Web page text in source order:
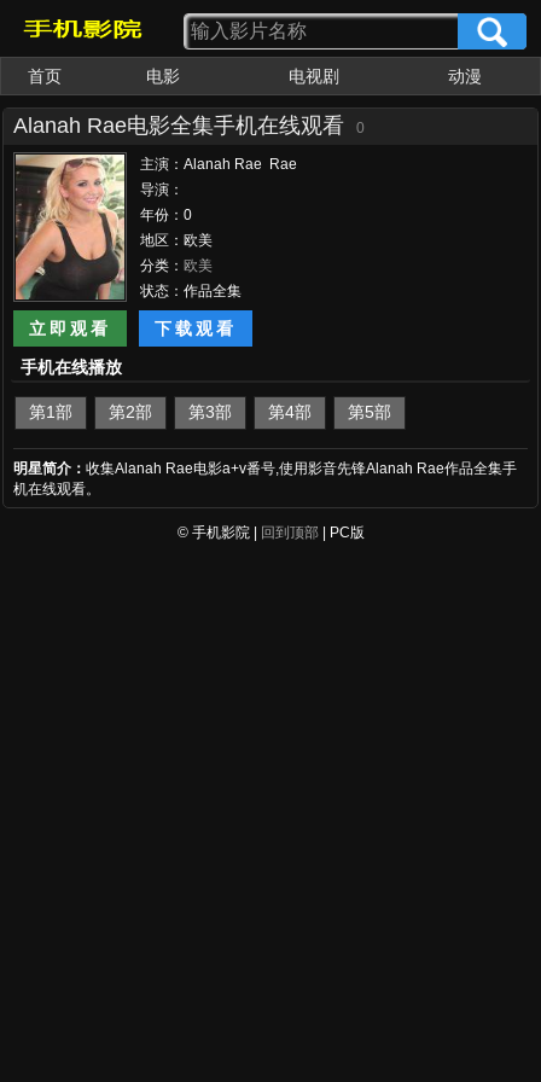
首页 电影 电视剧 动漫
Alanah Rae电影全集手机在线观看 0
主演：Alanah Rae Rae
Alanah Alanah Rae
导演：
年份：0
地区：欧美
分类： 欧美
状态：作品全集
立即观看
下载观看
手机在线播放
第1部 第2部 第3部 第4部 第5部
明星简介： 收集Alanah Rae电影a+v番号,使用影音先锋Alanah Rae作品全集手
机在线观看。
© 手机影院 | 回到顶部| PC版